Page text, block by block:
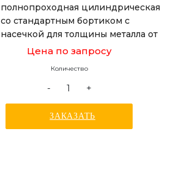
полнопроходная цилиндрическая
со стандартным бортиком с
насечкой для толщины металла от
1,0 до 4,0 мм, длиной 21,5 мм
Цена по запросу
Количество
- +
ЗАКАЗАТЬ